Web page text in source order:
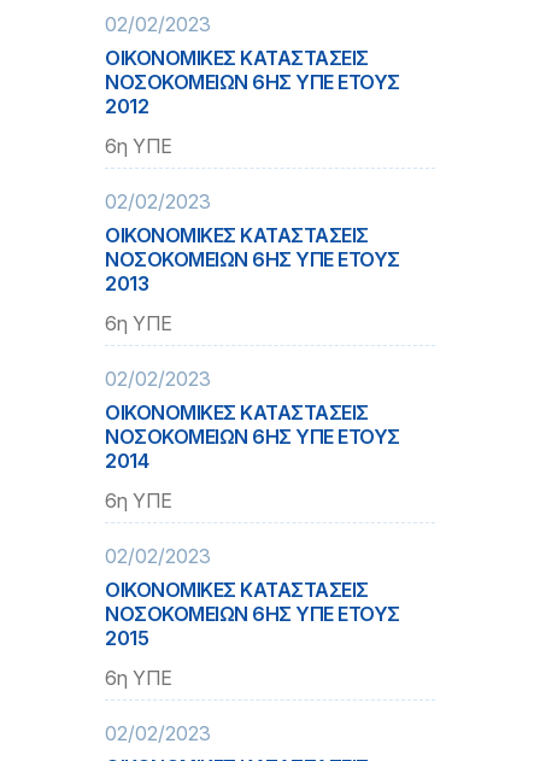
02/02/2023
ΟΙΚΟΝΟΜΙΚΕΣ ΚΑΤΑΣΤΑΣΕΙΣ
ΝΟΣΟΚΟΜΕΙΩΝ 6ΗΣ ΥΠΕ ΕΤΟΥΣ
2012
6η ΥΠΕ
02/02/2023
ΟΙΚΟΝΟΜΙΚΕΣ ΚΑΤΑΣΤΑΣΕΙΣ
ΝΟΣΟΚΟΜΕΙΩΝ 6ΗΣ ΥΠΕ ΕΤΟΥΣ
2013
6η ΥΠΕ
02/02/2023
ΟΙΚΟΝΟΜΙΚΕΣ ΚΑΤΑΣΤΑΣΕΙΣ
ΝΟΣΟΚΟΜΕΙΩΝ 6ΗΣ ΥΠΕ ΕΤΟΥΣ
2014
6η ΥΠΕ
02/02/2023
ΟΙΚΟΝΟΜΙΚΕΣ ΚΑΤΑΣΤΑΣΕΙΣ
ΝΟΣΟΚΟΜΕΙΩΝ 6ΗΣ ΥΠΕ ΕΤΟΥΣ
2015
6η ΥΠΕ
02/02/2023